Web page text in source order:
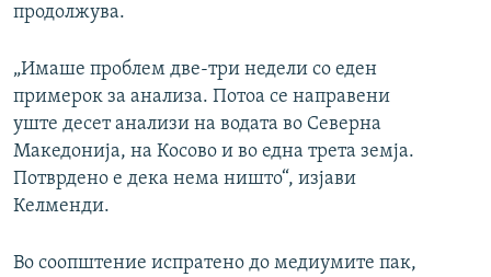
продолжува.
„Имаше проблем две-три недели со еден
примерок за анализа. Потоа се направени
уште десет анализи на водата во Северна
Македонија, на Косово и во една трета земја.
Потврдено е дека нема ништо“, изјави
Келменди.
Во соопштение испратено до медиумите пак,